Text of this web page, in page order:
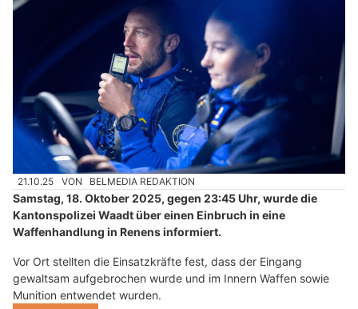
21.10.25 VON BELMEDIA REDAKTION
Samstag, 18. Oktober 2025, gegen 23:45 Uhr, wurde die
Kantonspolizei Waadt über einen Einbruch in eine
Waffenhandlung in Renens informiert.
Vor Ort stellten die Einsatzkräfte fest, dass der Eingang
gewaltsam aufgebrochen wurde und im Innern Waffen sowie
Munition entwendet wurden.